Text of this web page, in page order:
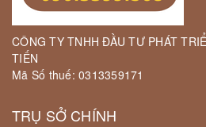
CÔNG TY TNHH ĐẦU TƯ PHÁT
TIẾN
Mã Số thuế: 0313359171
TRỤ SỞ CHÍNH